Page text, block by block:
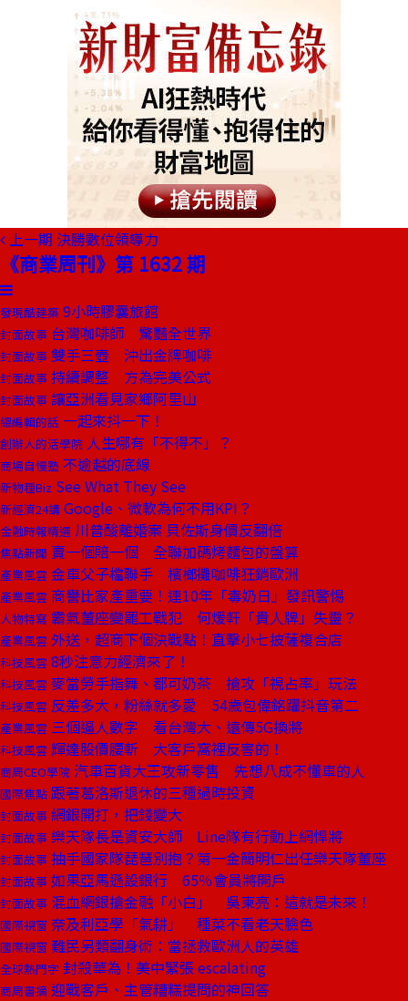
上一期 決勝數位領導力
《商業周刊》第 1632 期
發現酷建築 9小時膠囊旅館
封面故事 台灣咖啡師 驚豔全世界
封面故事 雙手三壺 沖出金牌咖啡
封面故事 持續調整 方為完美公式
封面故事 讓亞洲看見家鄉阿里山
總編輯的話 一起來抖一下！
創辦人的活學院 人生哪有「不得不」？
商場自慢塾 不逾越的底線
新物種Biz See What They See
新經濟24講 Google、微軟為何不用KPI？
金融時報精選 川普酸離婚案 貝佐斯身價反翻倍
焦點新聞 賣一個賠一個 全聯加碼烤麵包的盤算
產業風雲 金車父子檔聯手 檳榔攤咖啡狂銷歐洲
產業風雲 商譽比家產重要！連10年「毒奶日」發訊警惕
人物特寫 霸氣董座變罷工戰犯 何煖軒「貴人牌」失靈？
產業風雲 外送，超商下個決戰點！直擊小七披薩複合店
科技風雲 8秒注意力經濟來了！
科技風雲 麥當勞手指舞、都可奶茶 搶攻「視占率」玩法
科技風雲 反差多大，粉絲就多愛 54歲包偉銘躍抖音第二
產業風雲 三個逼人數字 看台灣大、遠傳5G換將
科技風雲 輝達股價腰斬 大客戶窩裡反害的！
商周CEO學院 汽車百貨大王攻新零售 先想八成不懂車的人
國際焦點 跟著葛洛斯退休的三種過時投資
封面故事 網銀開打，把錢變大
封面故事 樂天隊長是資安大師 Line隊有行動上網悍將
封面故事 抽手國家隊琵琶別抱？第一金簡明仁出任樂天隊董座
封面故事 如果亞馬遜設銀行 65％會員將開戶
封面故事 混血網銀搶金融「小白」 吳東亮：這就是未來！
國際視窗 奈及利亞學「氣耕」 種菜不看老天臉色
國際視窗 難民另類翻身術：當拯救歐洲人的英雄
全球熱門字 封殺華為！美中緊張 escalating
商周書摘 迎戰客戶、主管糟糕提問的神回答